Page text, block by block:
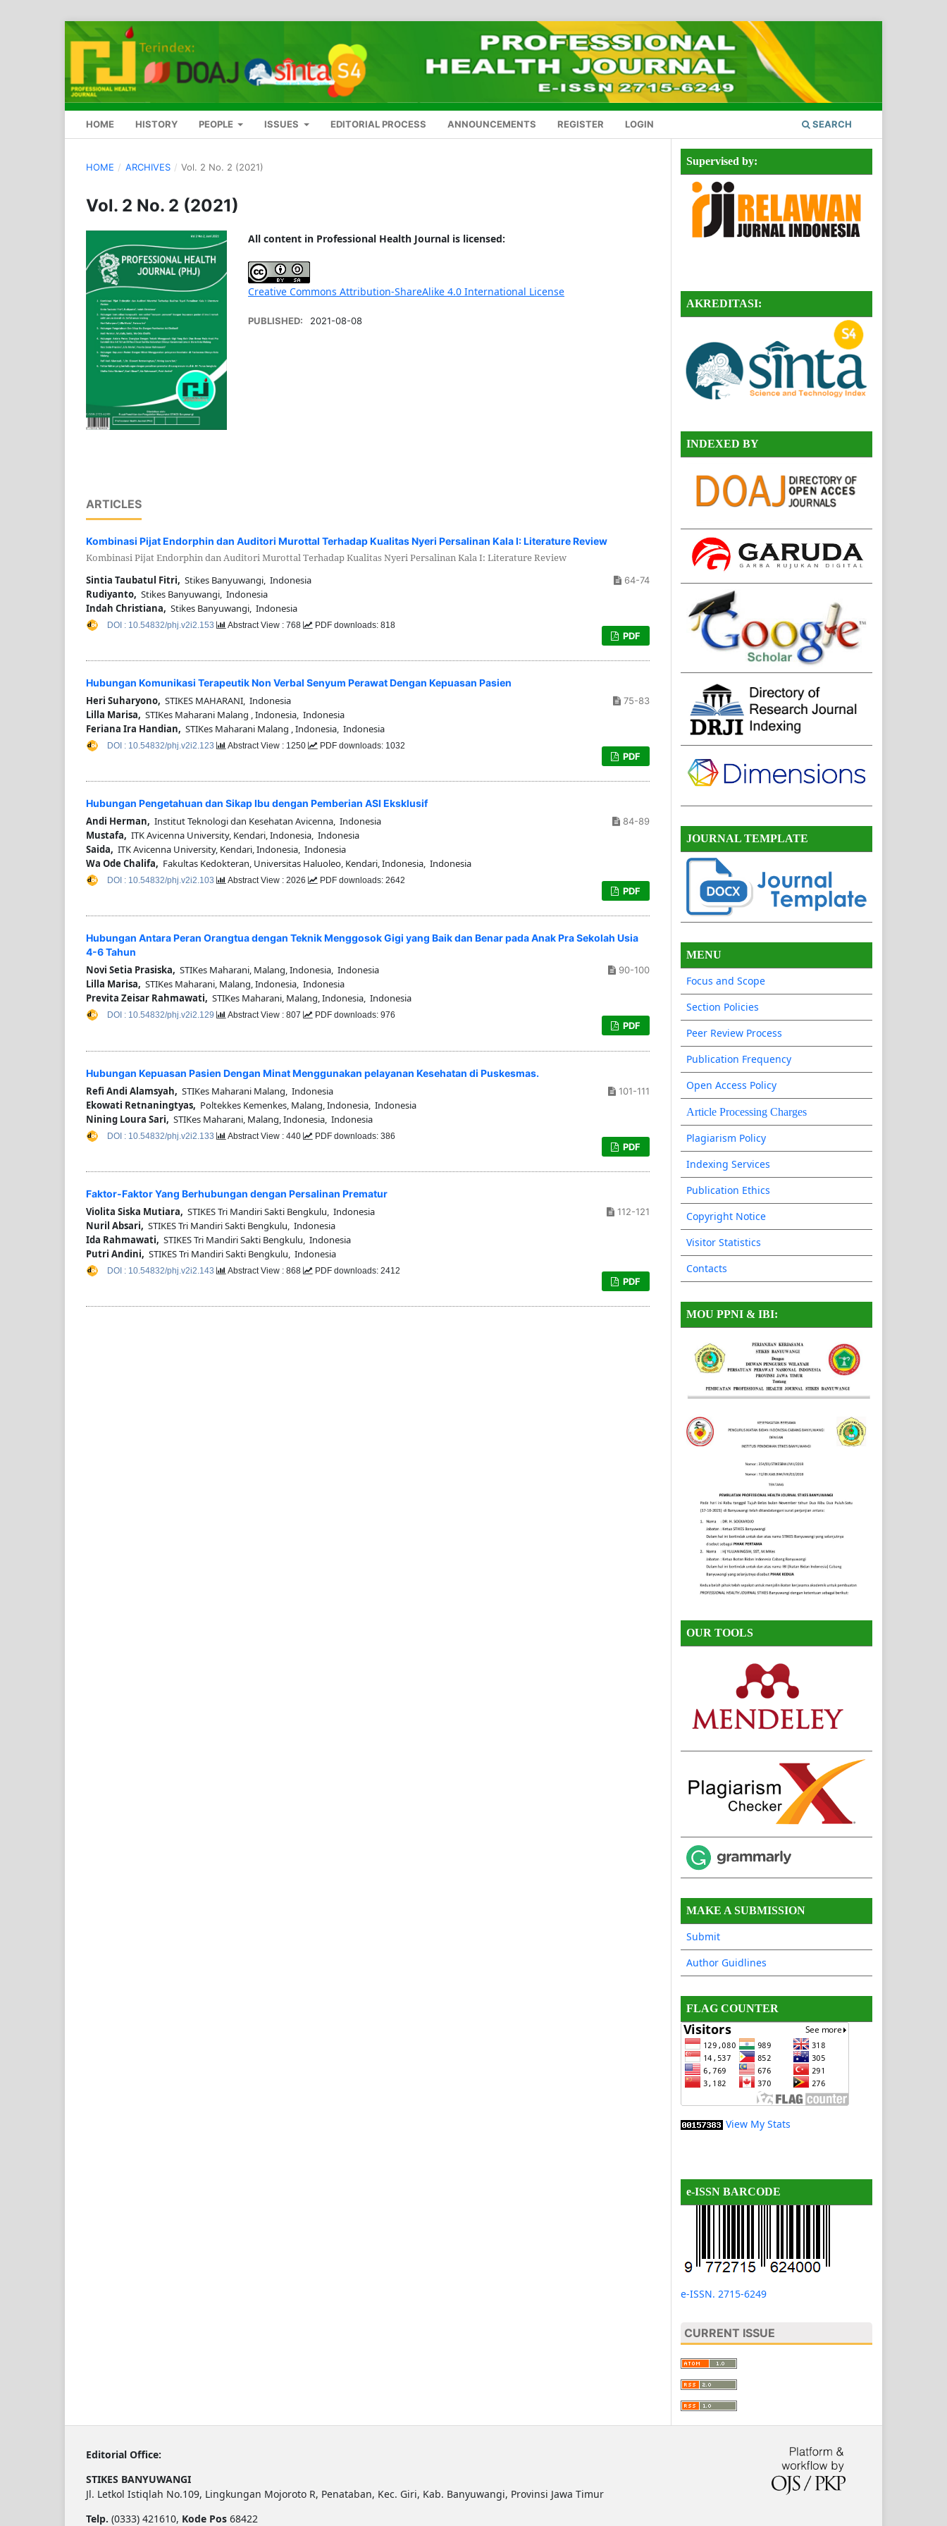
HOME HISTORY PEOPLE ISSUES EDITORIAL PROCESS ANNOUNCEMENTS REGISTER LOGIN SEARCH
HOME / ARCHIVES / Vol. 2 No. 2 (2021)
Vol. 2 No. 2 (2021)
All content in Professional Health Journal is licensed:
Creative Commons Attribution-ShareAlike 4.0 International License
PUBLISHED: 2021-08-08
ARTICLES
Kombinasi Pijat Endorphin dan Auditori Murottal Terhadap Kualitas Nyeri Persalinan Kala I: Literature Review
Kombinasi Pijat Endorphin dan Auditori Murottal Terhadap Kualitas Nyeri Persalinan Kala I: Literature Review
Sintia Taubatul Fitri, Stikes Banyuwangi, Indonesia
Rudiyanto, Stikes Banyuwangi, Indonesia
Indah Christiana, Stikes Banyuwangi, Indonesia
64-74
PDF
DOI : 10.54832/phj.v2i2.153 Abstract View : 768 PDF downloads: 818
Hubungan Komunikasi Terapeutik Non Verbal Senyum Perawat Dengan Kepuasan Pasien
Heri Suharyono, STIKES MAHARANI, Indonesia
Lilla Marisa, STIKes Maharani Malang , Indonesia, Indonesia
Feriana Ira Handian, STIKes Maharani Malang , Indonesia, Indonesia
75-83
PDF
DOI : 10.54832/phj.v2i2.123 Abstract View : 1250 PDF downloads: 1032
Hubungan Pengetahuan dan Sikap Ibu dengan Pemberian ASI Eksklusif
Andi Herman, Institut Teknologi dan Kesehatan Avicenna, Indonesia
Mustafa, ITK Avicenna University, Kendari, Indonesia, Indonesia
Saida, ITK Avicenna University, Kendari, Indonesia, Indonesia
Wa Ode Chalifa, Fakultas Kedokteran, Universitas Haluoleo, Kendari, Indonesia, Indonesia
84-89
PDF
DOI : 10.54832/phj.v2i2.103 Abstract View : 2026 PDF downloads: 2642
Hubungan Antara Peran Orangtua dengan Teknik Menggosok Gigi yang Baik dan Benar pada Anak Pra Sekolah Usia
4-6 Tahun
Novi Setia Prasiska, STIKes Maharani, Malang, Indonesia, Indonesia
Lilla Marisa, STIKes Maharani, Malang, Indonesia, Indonesia
Previta Zeisar Rahmawati, STIKes Maharani, Malang, Indonesia, Indonesia
90-100
PDF
DOI : 10.54832/phj.v2i2.129 Abstract View : 807 PDF downloads: 976
Hubungan Kepuasan Pasien Dengan Minat Menggunakan pelayanan Kesehatan di Puskesmas.
Refi Andi Alamsyah, STIKes Maharani Malang, Indonesia
Ekowati Retnaningtyas, Poltekkes Kemenkes, Malang, Indonesia, Indonesia
Nining Loura Sari, STIKes Maharani, Malang, Indonesia, Indonesia
101-111
PDF
DOI : 10.54832/phj.v2i2.133 Abstract View : 440 PDF downloads: 386
Faktor-Faktor Yang Berhubungan dengan Persalinan Prematur
Violita Siska Mutiara, STIKES Tri Mandiri Sakti Bengkulu, Indonesia
Nuril Absari, STIKES Tri Mandiri Sakti Bengkulu, Indonesia
Ida Rahmawati, STIKES Tri Mandiri Sakti Bengkulu, Indonesia
Putri Andini, STIKES Tri Mandiri Sakti Bengkulu, Indonesia
112-121
PDF
DOI : 10.54832/phj.v2i2.143 Abstract View : 868 PDF downloads: 2412
Supervised by:
AKREDITASI:
INDEXED BY
JOURNAL TEMPLATE
MENU
Focus and Scope
Section Policies
Peer Review Process
Publication Frequency
Open Access Policy
Article Processing Charges
Plagiarism Policy
Indexing Services
Publication Ethics
Copyright Notice
Visitor Statistics
Contacts
MOU PPNI & IBI:
OUR TOOLS
MAKE A SUBMISSION
Submit
Author Guidlines
FLAG COUNTER
View My Stats
e-ISSN BARCODE
e-ISSN. 2715-6249
CURRENT ISSUE
Editorial Office:
STIKES BANYUWANGI
Jl. Letkol Istiqlah No.109, Lingkungan Mojoroto R, Penataban, Kec. Giri, Kab. Banyuwangi, Provinsi Jawa Timur
Telp. (0333) 421610, Kode Pos 68422